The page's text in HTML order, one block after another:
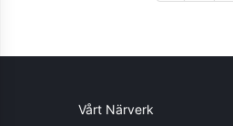
Vårt Närverk